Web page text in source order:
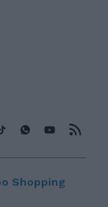
Shopping